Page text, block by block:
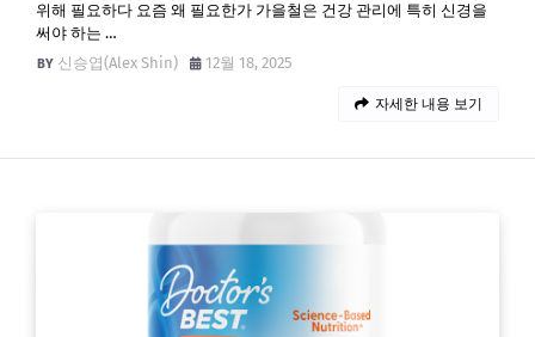
위해 필요하다 요즘 왜 필요한가 가을철은 건강 관리에 특히 신경을
써야 하는 …
신승엽(Alex Shin)
12월 18, 2025
자세한 내용 보기